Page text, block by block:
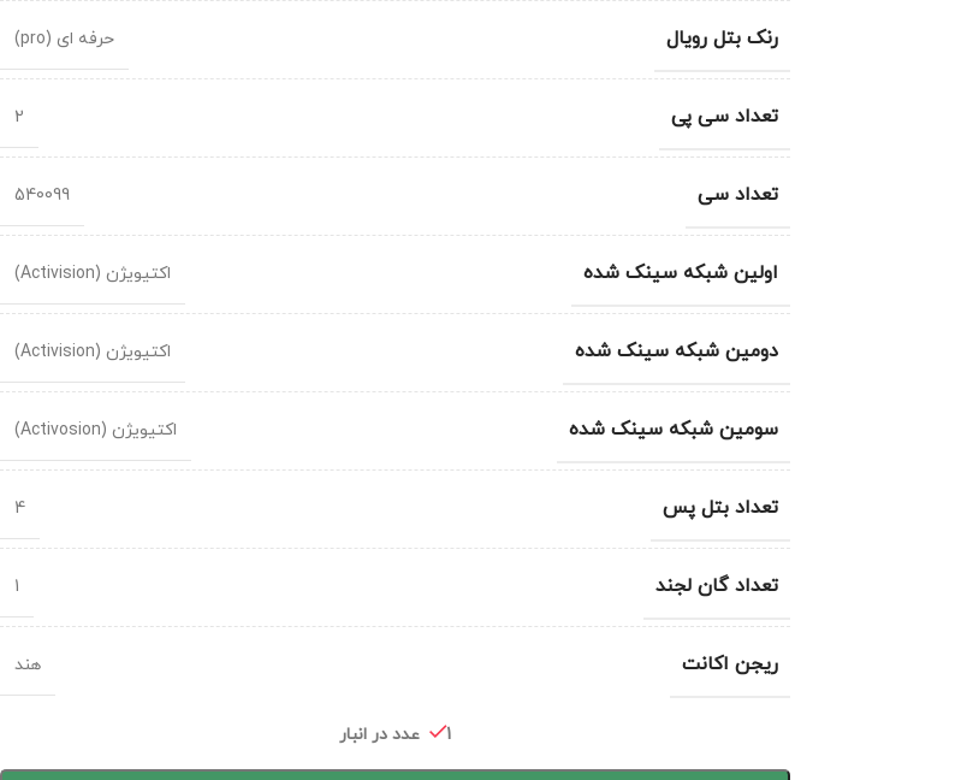
رنک بتل رویال حرفه ای (pro)
تعداد سی پی 2
تعداد سی 540099
اولین شبکه سینک شده اکتیویژن (Activision)
دومین شبکه سینک شده اکتیویژن (Activision)
سومین شبکه سینک شده اکتیویژن (Activosion)
تعداد بتل پس 4
تعداد گان لجند 1
ریجن اکانت هند
1 عدد در انبار